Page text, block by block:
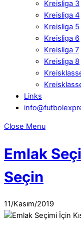
Kreisliga 3
Kreisliga 4
Kreisliga 5
Kreisliga 6
Kreisliga 7
Kreisliga 8
Links
Close Menu
Emlak
Seçin
11/Kasım/2019